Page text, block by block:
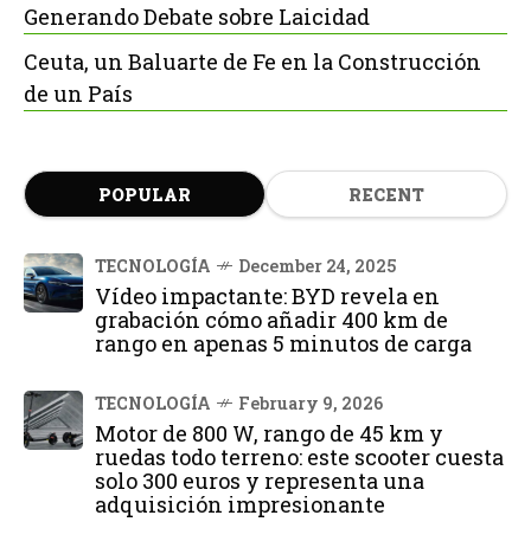
Generando Debate sobre Laicidad
Ceuta, un Baluarte de Fe en la Construcción
de un País
POPULAR RECENT
TECNOLOGÍA December 24, 2025
Vídeo impactante: BYD revela en
grabación cómo añadir 400 km de
rango en apenas 5 minutos de carga
TECNOLOGÍA February 9, 2026
Motor de 800 W, rango de 45 km y
ruedas todo terreno: este scooter cuesta
solo 300 euros y representa una
adquisición impresionante